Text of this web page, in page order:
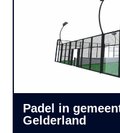
Padel in
Gelderland